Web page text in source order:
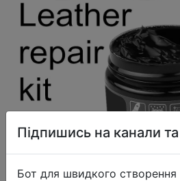
Підпишись на канали
Бот для швидкого